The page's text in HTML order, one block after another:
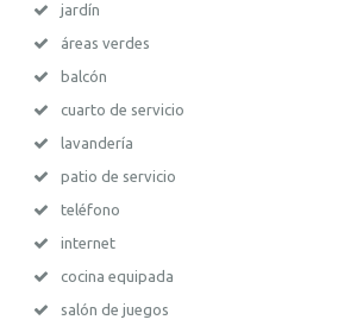
jardín
áreas verdes
balcón
cuarto de servicio
lavandería
patio de servicio
teléfono
internet
cocina equipada
salón de juegos